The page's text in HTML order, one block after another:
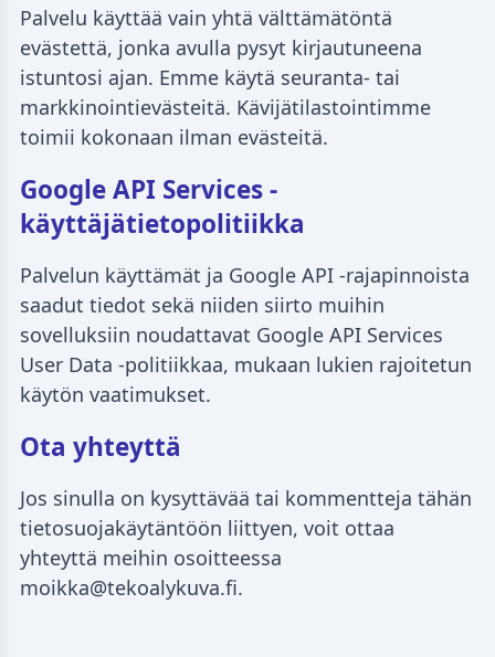
Palvelu käyttää vain yhtä välttämätöntä
evästettä, jonka avulla pysyt kirjautuneena
istuntosi ajan. Emme käytä seuranta- tai
markkinointievästeitä. Kävijätilastointimme
toimii kokonaan ilman evästeitä.
Google API Services -
käyttäjätietopolitiikka
Palvelun käyttämät ja Google API -rajapinnoista
saadut tiedot sekä niiden siirto muihin
sovelluksiin noudattavat Google API Services
User Data -politiikkaa, mukaan lukien rajoitetun
käytön vaatimukset.
Ota yhteyttä
Jos sinulla on kysyttävää tai kommentteja tähän
tietosuojakäytäntöön liittyen, voit ottaa
yhteyttä meihin osoitteessa
moikka@tekoalykuva.fi.